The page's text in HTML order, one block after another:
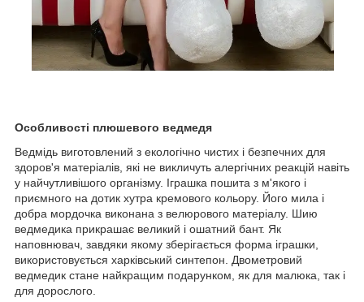
Особливості плюшевого ведмедя
Ведмідь виготовлений з екологічно чистих і безпечних для
здоров'я матеріалів, які не викличуть алергічних реакцій навіть
у найчутливішого організму. Іграшка пошита з м'якого і
приємного на дотик хутра кремового кольору. Його мила і
добра мордочка виконана з велюрового матеріалу. Шию
ведмедика прикрашає великий і ошатний бант. Як
наповнювач, завдяки якому зберігається форма іграшки,
використовується харківський синтепон. Двометровий
ведмедик стане найкращим подарунком, як для малюка, так і
для дорослого.